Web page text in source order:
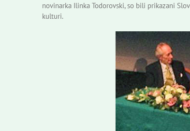
novinarka Ilinka Todorovski, so bili prikazani
kulturi.